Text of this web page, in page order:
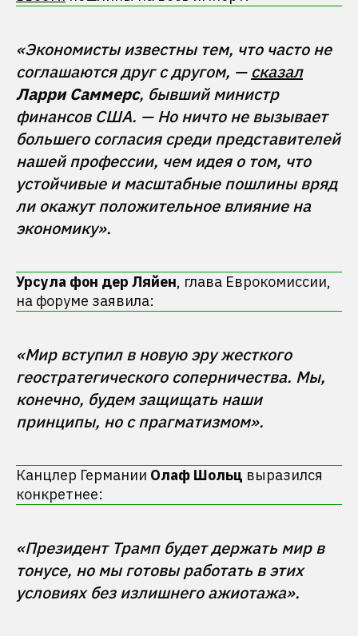
«Экономисты известны тем, что часто не
соглашаются друг с другом, — сказал
Ларри Саммерс, бывший министр
финансов США. — Но ничто не вызывает
большего согласия среди представителей
нашей профессии, чем идея о том, что
устойчивые и масштабные пошлины вряд
ли окажут положительное влияние на
Урсула фон дер Ляйен, глава Еврокомиссии,
на форуме заявила:
«Мир вступил в новую эру жесткого
геостратегического соперничества. Мы,
конечно, будем защищать наши
Канцлер Германии Олаф Шольц выразился
конкретнее:
«Президент Трамп будет держать мир в
тонусе, но мы готовы работать в этих